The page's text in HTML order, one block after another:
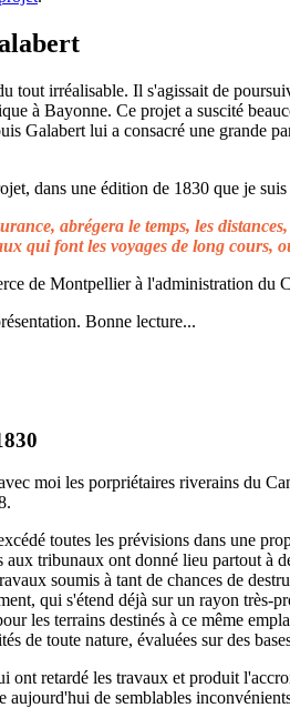
tout irréalisable. Il s'agissait de
à Bayonne. Ce projet a suscité
Galabert lui a consacré une grande
dans une édition de 1830 que je
abrégera le temps, les
qui font les voyages de long
de Montpellier à l'administration
Bonne lecture...
moi les porpriétaires riverains du
toutes les prévisions dans une
tribunaux ont donné lieu partout à
soumis à tant de chances de
qui s'étend déjà sur un rayon
les terrains destinés à ce même
de toute nature, évaluées sur des
retardé les travaux et produit
de semblables